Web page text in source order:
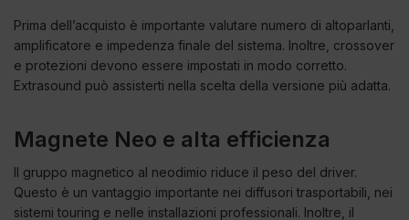
Prima dell’acquisto è importante valutare numero di altoparlanti,
amplificatore e impedenza finale del sistema. Inoltre, crossover
e protezioni devono essere impostati in modo corretto.
Extrasound può assisterti nella scelta della versione più adatta.
Magnete Neo e alta efficienza
Il gruppo magnetico al neodimio riduce il peso del driver.
Questo è un vantaggio importante nei diffusori trasportabili, nei
sistemi touring e nelle installazioni professionali. Inoltre, il